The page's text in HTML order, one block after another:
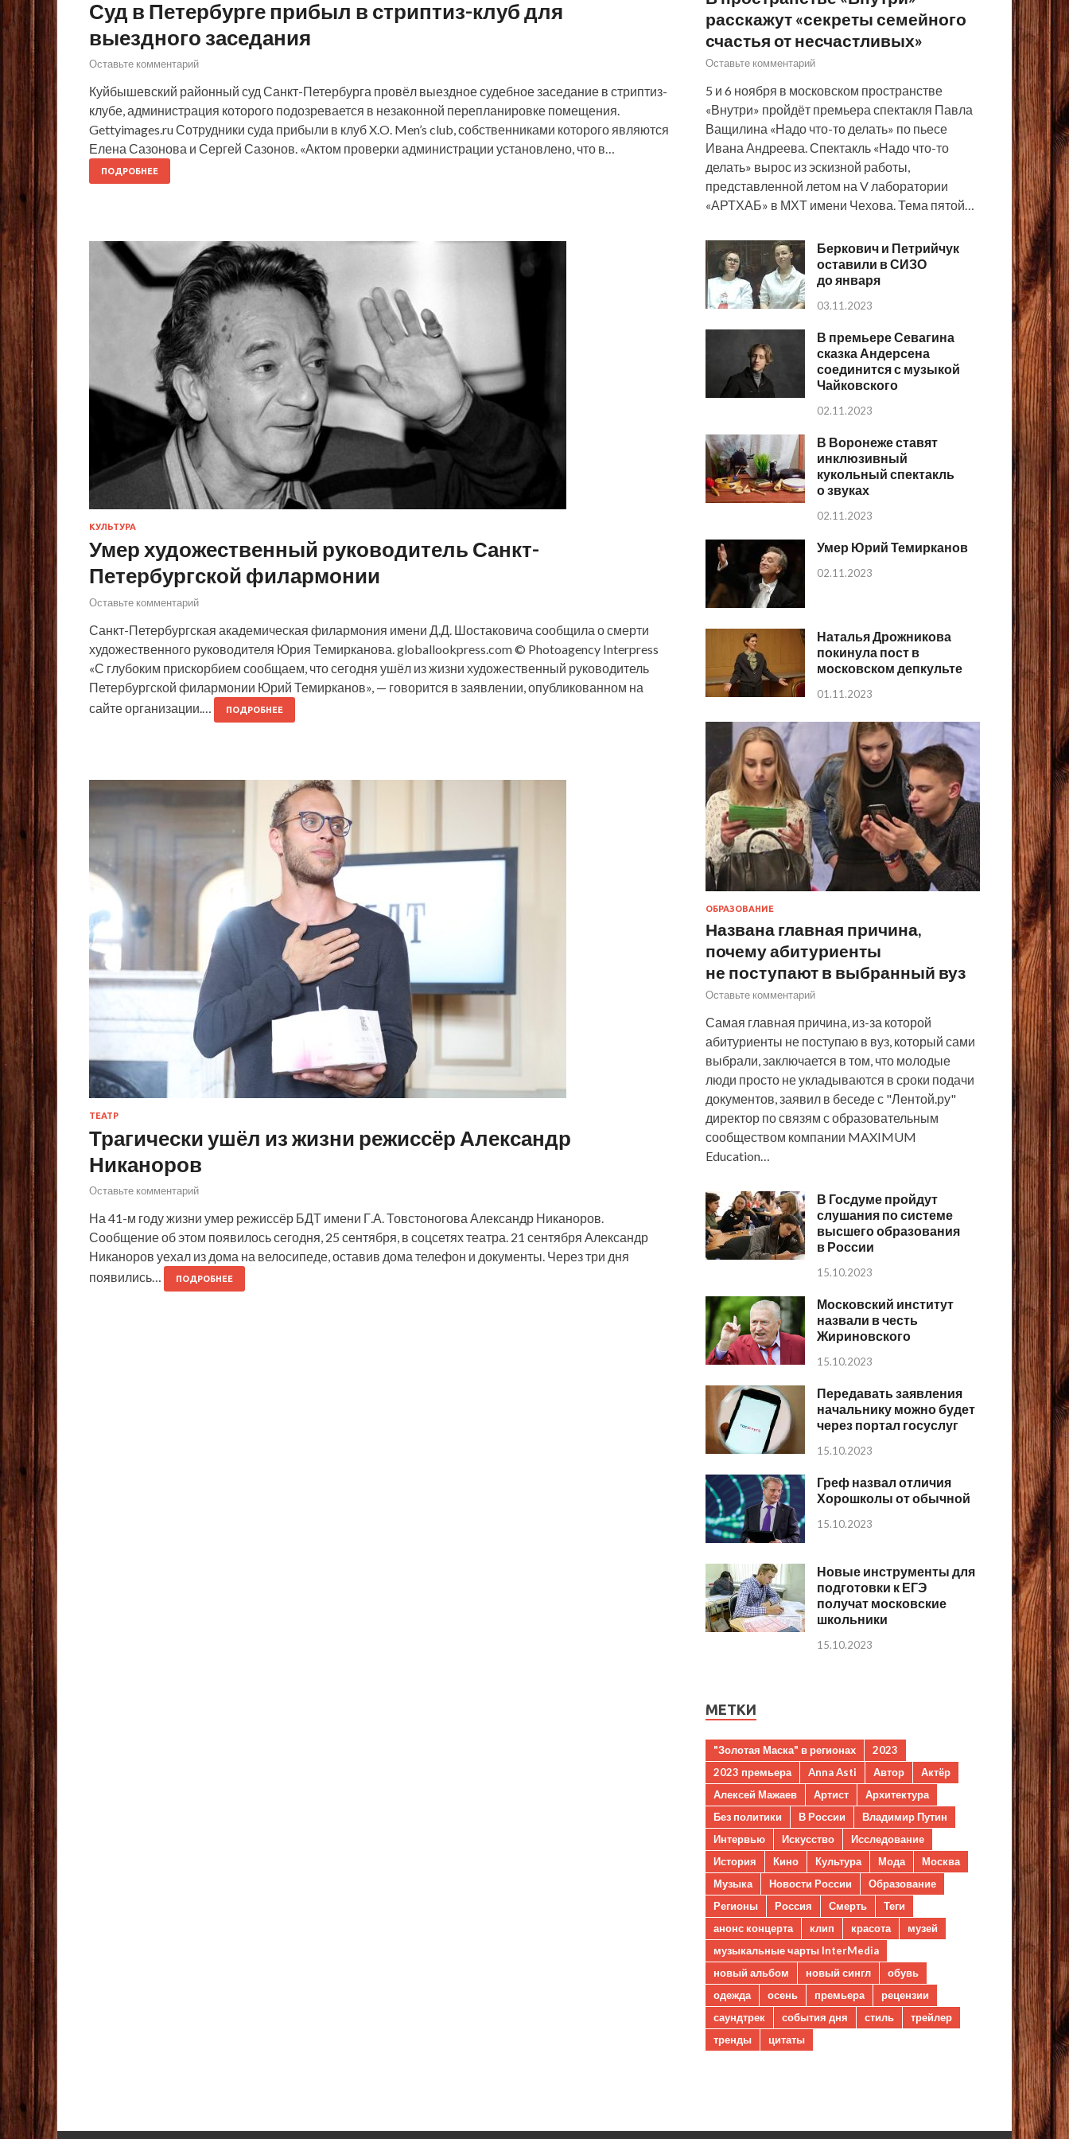
Суд в Петербурге прибыл в стриптиз-клуб для
выездного заседания
Оставьте комментарий
Куйбышевский районный суд Санкт-Петербурга провёл выездное судебное заседание в стриптиз-
клубе, администрация которого подозревается в незаконной перепланировке помещения.
Gettyimages.ru Сотрудники суда прибыли в клуб X.O. Men’s club, собственниками которого являются
Елена Сазонова и Сергей Сазонов. «Актом проверки администрации установлено, что в…
ПОДРОБНЕЕ
КУЛЬТУРА
Умер художественный руководитель Санкт-
Петербургской филармонии
Оставьте комментарий
Санкт-Петербургская академическая филармония имени Д.Д. Шостаковича сообщила о смерти
художественного руководителя Юрия Темирканова. globallookpress.com © Photoagency Interpress
«С глубоким прискорбием сообщаем, что сегодня ушёл из жизни художественный руководитель
Петербургской филармонии Юрий Темирканов», — говорится в заявлении, опубликованном на
сайте организации.…
ПОДРОБНЕЕ
ТЕАТР
Трагически ушёл из жизни режиссёр Александр
Никаноров
Оставьте комментарий
На 41-м году жизни умер режиссёр БДТ имени Г.А. Товстоногова Александр Никаноров.
Сообщение об этом появилось сегодня, 25 сентября, в соцсетях театра. 21 сентября Александр
Никаноров уехал из дома на велосипеде, оставив дома телефон и документы. Через три дня
появились…
ПОДРОБНЕЕ
расскажут «секреты семейного
счастья от несчастливых»
Оставьте комментарий
5 и 6 ноября в московском пространстве
«Внутри» пройдёт премьера спектакля Павла
Ващилина «Надо что-то делать» по пьесе
Ивана Андреева. Спектакль «Надо что-то
делать» вырос из эскизной работы,
представленной летом на V лаборатории
«АРТХАБ» в МХТ имени Чехова. Тема пятой…
Беркович и Петрийчук
оставили в СИЗО
до января
03.11.2023
В премьере Севагина
сказка Андерсена
соединится с музыкой
Чайковского
02.11.2023
В Воронеже ставят
инклюзивный
кукольный спектакль
о звуках
02.11.2023
Умер Юрий Темирканов
02.11.2023
Наталья Дрожникова
покинула пост в
московском депкульте
01.11.2023
ОБРАЗОВАНИЕ
Названа главная причина,
почему абитуриенты
не поступают в выбранный вуз
Оставьте комментарий
Самая главная причина, из-за которой
абитуриенты не поступаю в вуз, который сами
выбрали, заключается в том, что молодые
люди просто не укладываются в сроки подачи
документов, заявил в беседе с "Лентой.ру"
директор по связям с образовательным
сообществом компании MAXIMUM
Education…
В Госдуме пройдут
слушания по системе
высшего образования
в России
15.10.2023
Московский институт
назвали в честь
Жириновского
15.10.2023
Передавать заявления
начальнику можно будет
через портал госуслуг
15.10.2023
Греф назвал отличия
Хорошколы от обычной
15.10.2023
Новые инструменты для
подготовки к ЕГЭ
получат московские
школьники
15.10.2023
МЕТКИ
"Золотая Маска" в регионах
2023
2023 премьера
Anna Asti Автор
Актёр
Алексей Мажаев
Артист
Архитектура
Без политики
В России
Владимир Путин
Интервью
Искусство
Исследование
История
Кино Культура Мода
Москва
Музыка
Новости России
Образование
Регионы
Россия Смерть
Теги
анонс концерта
клип красота
музей
музыкальные чарты InterMedia
новый альбом
новый сингл
обувь
одежда
осень премьера
рецензии
саундтрек
события дня стиль
трейлер
тренды
цитаты